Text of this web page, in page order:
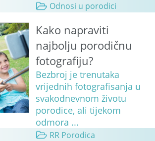
Odnosi u porodici
Kako napraviti
najbolju porodičnu
fotografiju?
Bezbroj je trenutaka
vrijednih fotografisanja u
svakodnevnom životu
porodice, ali tijekom
odmora ...
RR Porodica